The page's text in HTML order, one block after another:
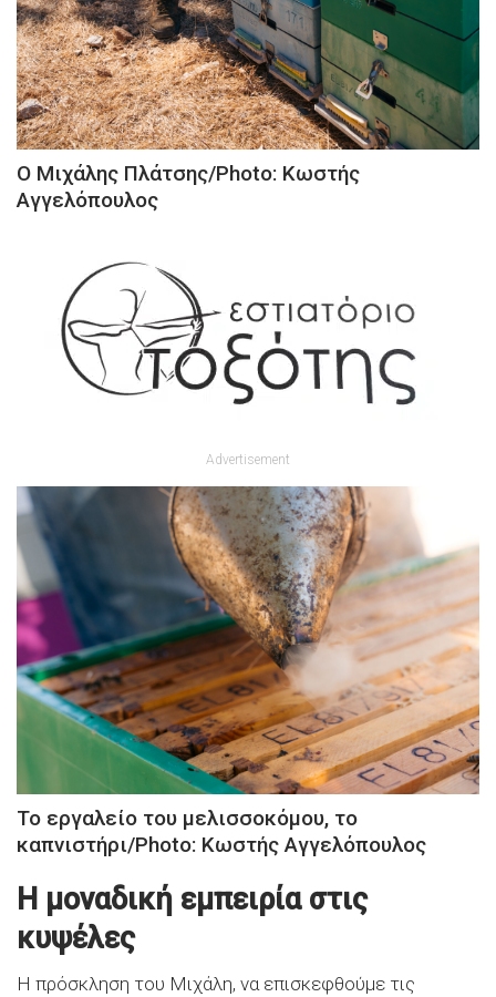
Ο Μιχάλης Πλάτσης/Photo: Κωστής
Αγγελόπουλος
Advertisement
Το εργαλείο του μελισσοκόμου, το
καπνιστήρι/Photo: Κωστής Αγγελόπουλος
Η μοναδική εμπειρία στις
κυψέλες
Η πρόσκληση του Μιχάλη, να επισκεφθούμε τις